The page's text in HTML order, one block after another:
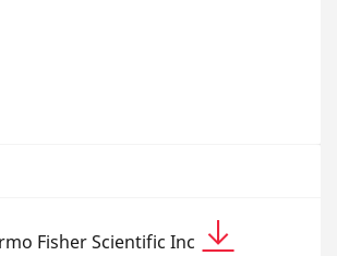
Fisher Scientific Inc